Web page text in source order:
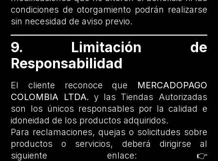
condiciones de otorgamiento podrán realizarse
sin necesidad de aviso previo.
9. Limitación de
Responsabilidad
El cliente reconoce que
MERCADOPAGO
COLOMBIA LTDA. y las Tiendas Autorizadas
son los únicos responsables por la calidad e
idoneidad de los productos adquiridos.
Para reclamaciones, quejas o solicitudes sobre
productos o servicios, deberá dirigirse al
siguiente enlace: 👉